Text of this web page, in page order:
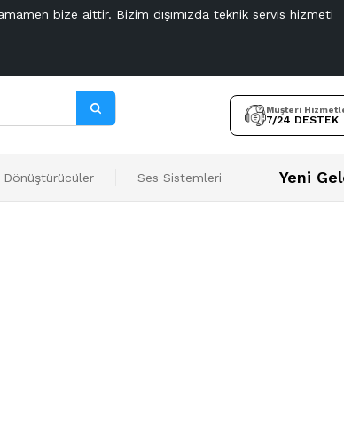
bize aittir. Bizim dışımızda teknik servis hizmeti
Müşteri
7/24 DESTEK
Ses Sistemleri Yeni